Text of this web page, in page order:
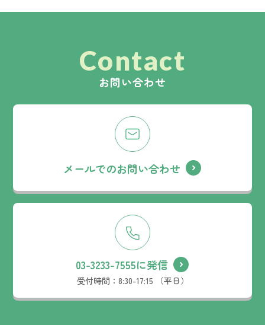
Contact
お問い合わせ
メールでのお問い合わせ
03-3233-7555に発信
受付時間： 8:30-17:15 （平日）